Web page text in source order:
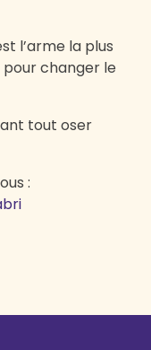
l’arme la plus
pour changer le
tout oser
: